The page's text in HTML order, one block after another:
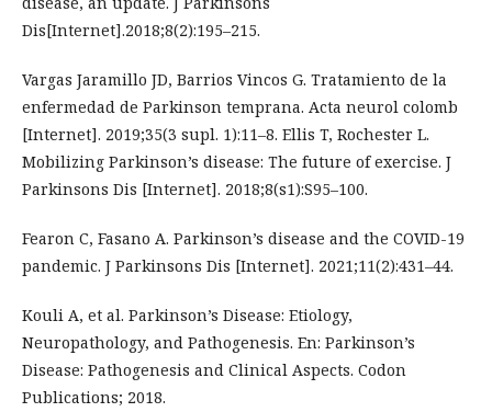
Dis[Internet].2018;8(2):195–215.
Vargas Jaramillo JD, Barrios Vincos G. Tratamiento de la
enfermedad de Parkinson temprana. Acta neurol colomb
[Internet]. 2019;35(3 supl. 1):11–8. Ellis T, Rochester L.
Mobilizing Parkinson’s disease: The future of exercise. J
Parkinsons Dis [Internet]. 2018;8(s1):S95–100.
Fearon C, Fasano A. Parkinson’s disease and the COVID-19
pandemic. J Parkinsons Dis [Internet]. 2021;11(2):431–44.
Kouli A, et al. Parkinson’s Disease: Etiology,
Neuropathology, and Pathogenesis. En: Parkinson’s
Disease: Pathogenesis and Clinical Aspects. Codon
Publications; 2018.